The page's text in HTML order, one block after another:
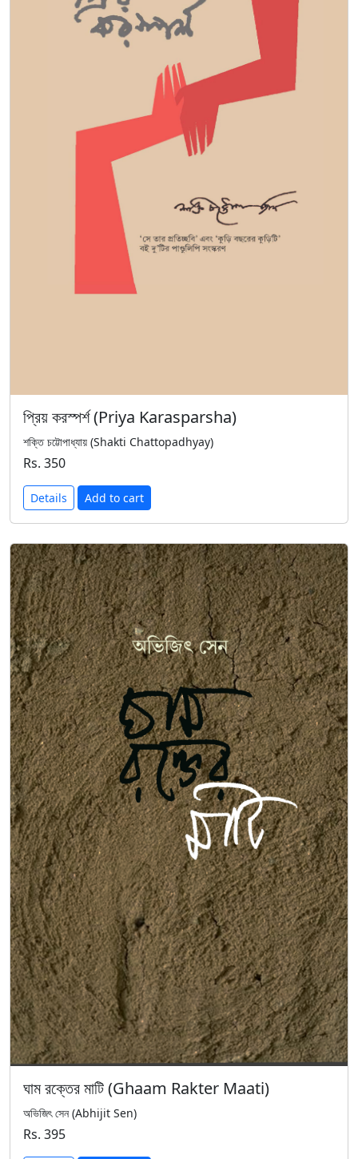
প্রিয় করস্পর্শ (Priya Karasparsha)
শক্তি চট্টোপাধ্যায় (Shakti Chattopadhyay)
Rs. 350
Details Add to cart
ঘাম রক্তের মাটি (Ghaam Rakter Maati)
অভিজিৎ সেন (Abhijit Sen)
Rs. 395